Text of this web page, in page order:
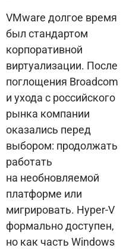
VMware долгое время
был стандартом
корпоративной
виртуализации. После
поглощения Broadcom
и ухода с российского
рынка компании
оказались перед
выбором: продолжать
работать
на необновляемой
платформе или
мигрировать. Hyper-V
формально доступен,
но как часть Windows